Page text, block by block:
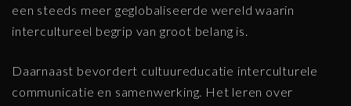
een steeds meer geglobaliseerde wereld waarin
intercultureel begrip van groot belang is.
Daarnaast bevordert cultuureducatie interculturele
communicatie en samenwerking. Het leren over